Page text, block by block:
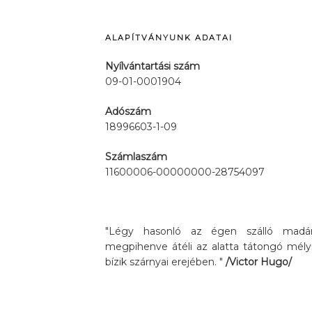
ALAPÍTVÁNYUNK ADATAI
Nyílvántartási szám
09-01-0001904
Adószám
18996603-1-09
Számlaszám
11600006-00000000-28754097
"Légy hasonló az égen szálló
megpihenve átéli az alatta tátongó
bízik szárnyai erejében. " /Victor Hugo/